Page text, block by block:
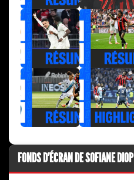
FONDS D'ÉCRAN DE SOFIANE DIOP